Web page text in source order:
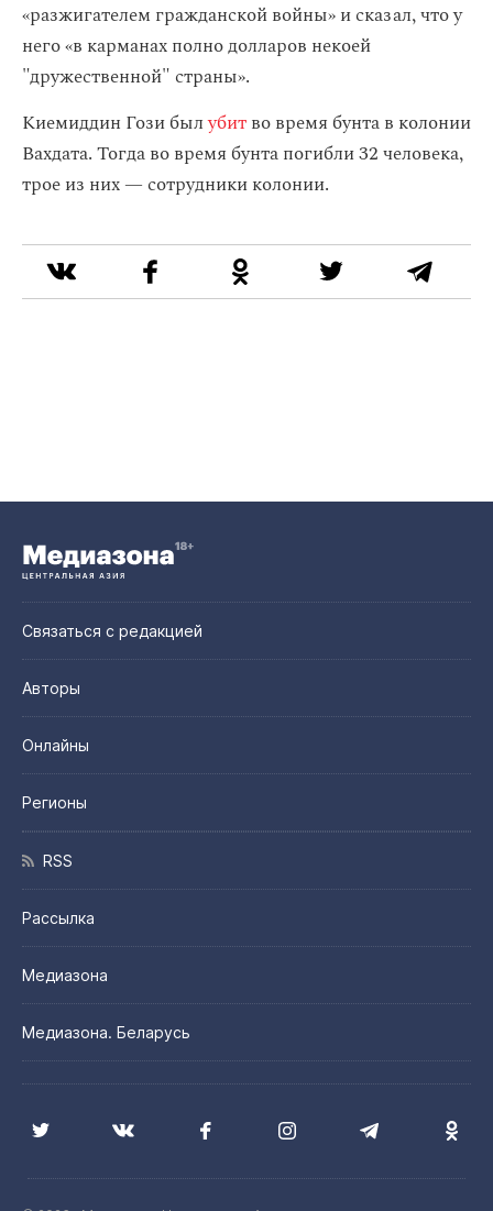
«разжигателем гражданской войны» и сказал, что у
него «в карманах полно долларов некоей
"дружественной" страны».
Киемиддин Гози былубитво время бунта в колонии
Вахдата. Тогда во время бунта погибли 32 человека,
трое из них — сотрудники колонии.
Связаться с редакцией
Авторы
Онлайны
Регионы
RSS
Рассылка
Медиазона
Медиазона. Беларусь